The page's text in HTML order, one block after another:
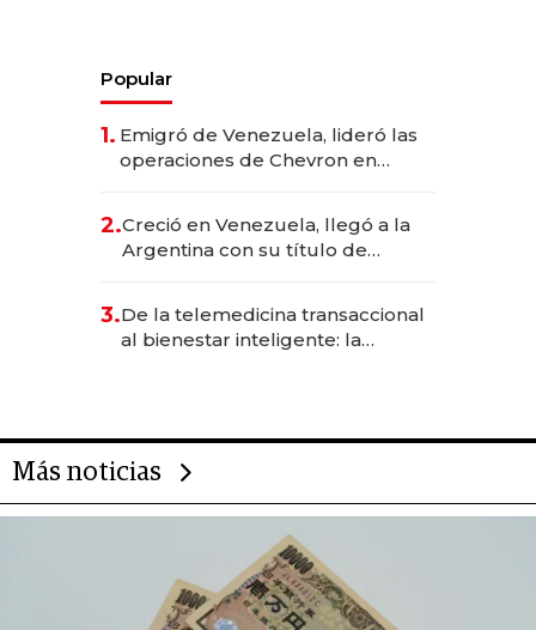
Popular
1. Emigró de Venezuela, lideró las
operaciones de Chevron en
2.Creció en Venezuela, llegó a la
Argentina con su título de
las marcas "fast premium"
3.De la telemedicina transaccional
al bienestar inteligente: la
Más noticias